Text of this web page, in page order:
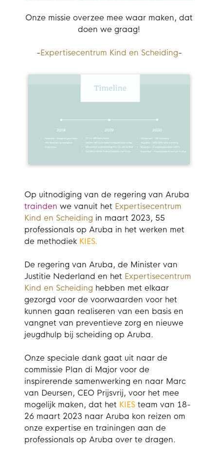
Onze missie overzee mee waar maken, dat
doen we graag!
-Expertisecentrum Kind en Scheiding-
Op uitnodiging van de regering van Aruba
trainden we vanuit het Expertisecentrum
Kind en Scheiding in maart 2023, 55
professionals op Aruba in het werken met
de methodiek KIES.
De regering van Aruba, de Minister van
Justitie Nederland en het Expertisecentrum
Kind en Scheiding hebben met elkaar
gezorgd voor de voorwaarden voor het
kunnen gaan realiseren van een basis en
vangnet van preventieve zorg en nieuwe
jeugdhulp bij scheiding op Aruba.
Onze speciale dank gaat uit naar de
commissie Plan di Major voor de
inspirerende samenwerking en naar Marc
van Deursen, CEO Prijsvrij, voor het mee
mogelijk maken, dat het KIES team van 18-
26 maart 2023 naar Aruba kon reizen om
onze expertise en trainingen aan de
professionals op Aruba over te dragen.